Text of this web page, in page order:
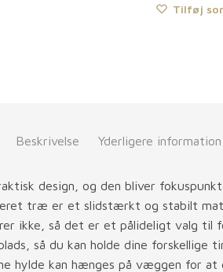
Tilføj
Beskrivelse Yderligere information
design, og den bliver
træ er et slidstærkt og stabilt
ikke, så det er et pålideligt valg til
så du kan holde dine forskellige
hylde kan hænges på væggen for at